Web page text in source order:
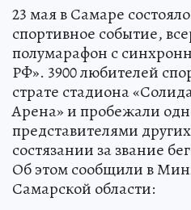
23 мая в Самаре
спортивное событие,
полумарафон с
РФ». 3900 любителей
страте стадиона
Арена» и пробежали
представителями
состязании за звание
Об этом сообщили в
Самарской области: